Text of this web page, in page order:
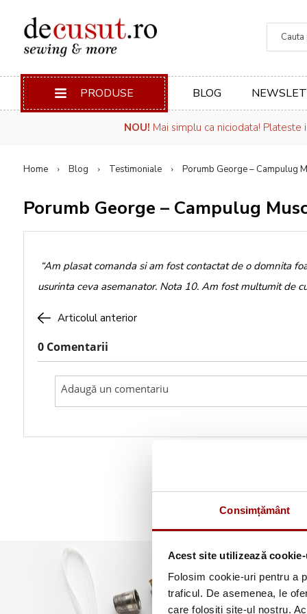
Consimțământ
Acest site utilizează
Folosim cookie-uri pentru a
traficul. De asemenea, le
care folosiți site-ul nostru.
PRODUSE BLOG
NOU! Mai simplu ca niciodata! Plateste
Home Blog Testimoniale Porumb George – Campulug
Porumb George – Campulug
“Am plasat comanda si am fost contactat de o domnita
usurinta ceva asemanator. Nota 10. Am fost multumit de
Articolul anterior
0 Comentarii